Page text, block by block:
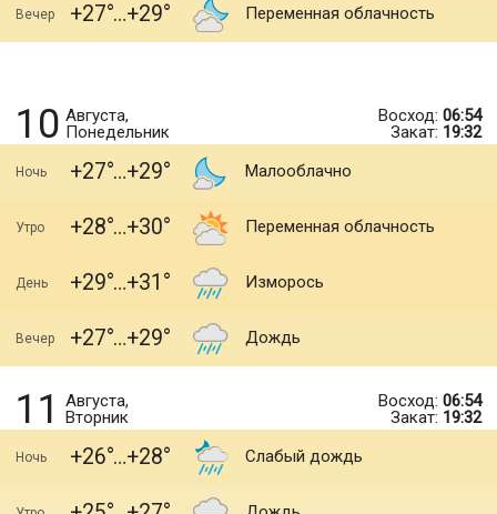
Вечер +27 +29 Переменная облачность
10 Августа,
Понедельник
Восход: 06:54
Закат: 19:32
Ночь +27 +29 Малооблачно
Утро +28 +30 Переменная облачность
День +29 +31 Изморось
Вечер +27 +29 Дождь
11
Августа,
Вторник
Восход: 06:54
Закат: 19:32
Ночь +26 +28 Слабый дождь